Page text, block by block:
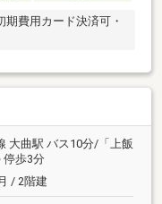
費用カード決済可・
大曲駅 バス10分/「上飯
停歩3分
/ 2階建